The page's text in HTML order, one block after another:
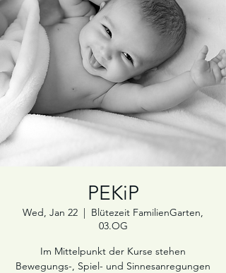
PEKiP
Wed, Jan 22
  |
Blütezeit FamilienGarten,
03.OG
Im Mittelpunkt der Kurse stehen
Bewegungs-, Spiel- und Sinnesanregungen